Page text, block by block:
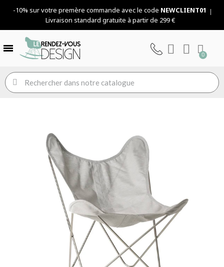
-10% sur votre premère commande avec le code NEWCLIENT01
Livraison standard gratuite à partir de 299 €